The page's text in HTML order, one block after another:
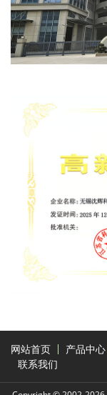
网站首页 产品中心
联系我们